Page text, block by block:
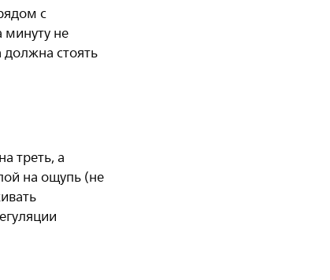
с
не
стоять
треть, а
на ощупь (не